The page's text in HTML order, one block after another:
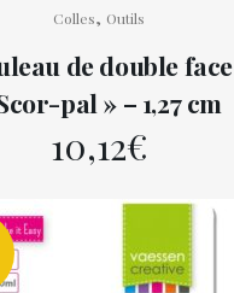
Colles, Outils
de double face
pal » – 1,27 cm
10,12€